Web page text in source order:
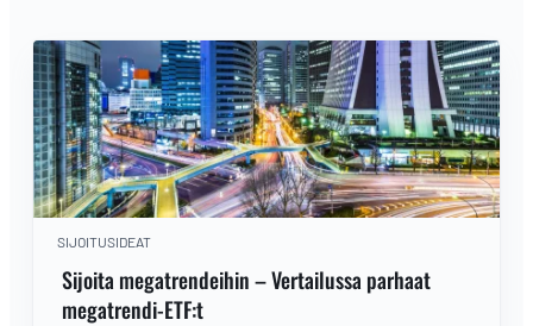
SIJOITUSIDEAT
Sijoita megatrendeihin – Vertailussa parhaat
megatrendi-ETF:t